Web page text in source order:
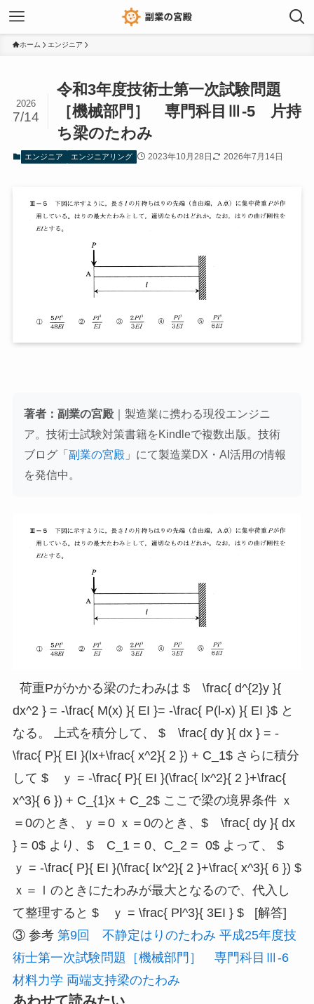
ホーム エンジニア
令和3年度技術士第一次試験問題
［機械部門］ 専門科目Ⅲ-5 片持
ち梁のたわみ
2026
7/14
エンジニア エンジニアリング 2023年10月28日 2026年7月14日
著者：副業の宮殿｜製造業に携わる現役エンジニ
ア。技術士試験対策書籍をKindleで複数出版。技術
ブログ「副業の宮殿 」にて製造業DX・AI活用の情報
を発信中。
荷重Pがかかる梁のたわみは $ \frac{ d^{2}y }{
dx^2 } = -\frac{ M(x) }{ EI }= -\frac{ P(l-x) }{ EI }$ と
なる。 上式を積分して、 $ \frac{ dy }{ dx } = -
\frac{ P}{ EI }(lx+\frac{ x^2}{ 2 }) + C_1$ さらに積分
して $ ｙ = -\frac{ P}{ EI }(\frac{ lx^2}{ 2 }+\frac{
x^3}{ 6 }) + C_{1}x + C_2$ ここで梁の境界条件 ｘ
＝0のとき、ｙ＝0 ｘ＝0のとき、$ \frac{ dy }{ dx
} = 0$ より、$ C_1 = 0、C_2 = 0$ よって、 $
ｙ = -\frac{ P}{ EI }(\frac{ lx^2}{ 2 }+\frac{ x^3}{ 6 }) $
ｘ＝ｌのときにたわみが最大となるので、代入し
て整理すると $ ｙ = \frac{ Pl^3}{ 3EI } $ [解答]
③ 参考 第9回 不静定はりのたわみ 平成25年度技
術士第一次試験問題［機械部門］ 専門科目Ⅲ-6
材料力学 両端支持梁のたわみ
あわせて読みたい